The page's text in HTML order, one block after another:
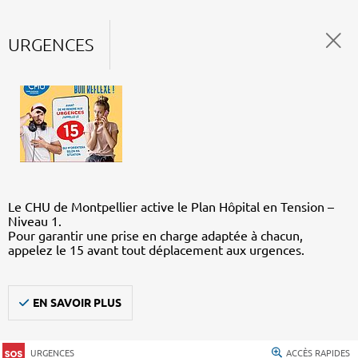
URGENCES
Le CHU de Montpellier active le Plan Hôpital en Tension –
Niveau 1.
Pour garantir une prise en charge adaptée à chacun,
appelez le 15 avant tout déplacement aux urgences.
EN SAVOIR PLUS
URGENCES ACCÈS RAPIDES